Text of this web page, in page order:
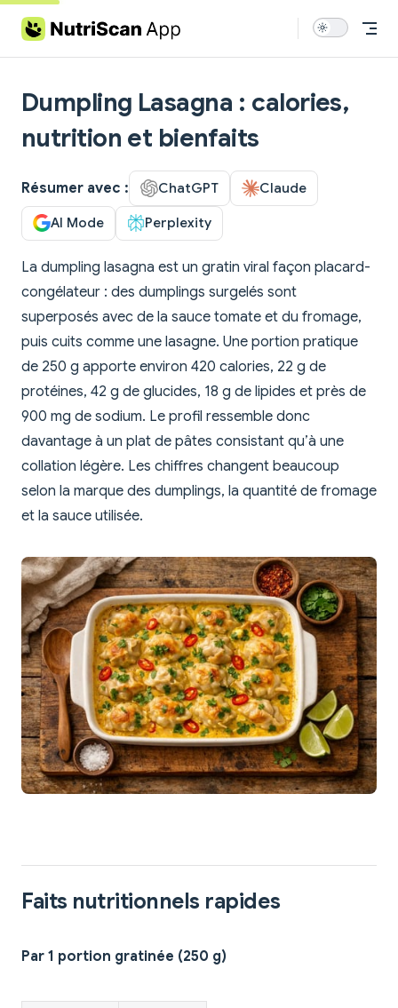
Skip to content
Dumpling Lasagna : calories,
nutrition et bienfaits
Résumer avec : ChatGPT Claude
AI Mode Perplexity
La dumpling lasagna est un gratin viral façon placard-
congélateur : des dumplings surgelés sont
superposés avec de la sauce tomate et du fromage,
puis cuits comme une lasagne. Une portion pratique
de 250 g apporte environ 420 calories, 22 g de
protéines, 42 g de glucides, 18 g de lipides et près de
900 mg de sodium. Le profil ressemble donc
davantage à un plat de pâtes consistant qu’à une
collation légère. Les chiffres changent beaucoup
selon la marque des dumplings, la quantité de fromage
et la sauce utilisée.
Faits nutritionnels rapides
Par 1 portion gratinée (250 g)